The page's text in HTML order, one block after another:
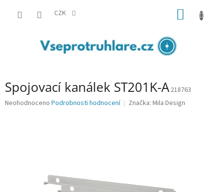
CZK
Spojovací kanálek ST201K-A 218763
Průměrné
Neohodnoceno Podrobnosti hodnocení Značka: Mila Design